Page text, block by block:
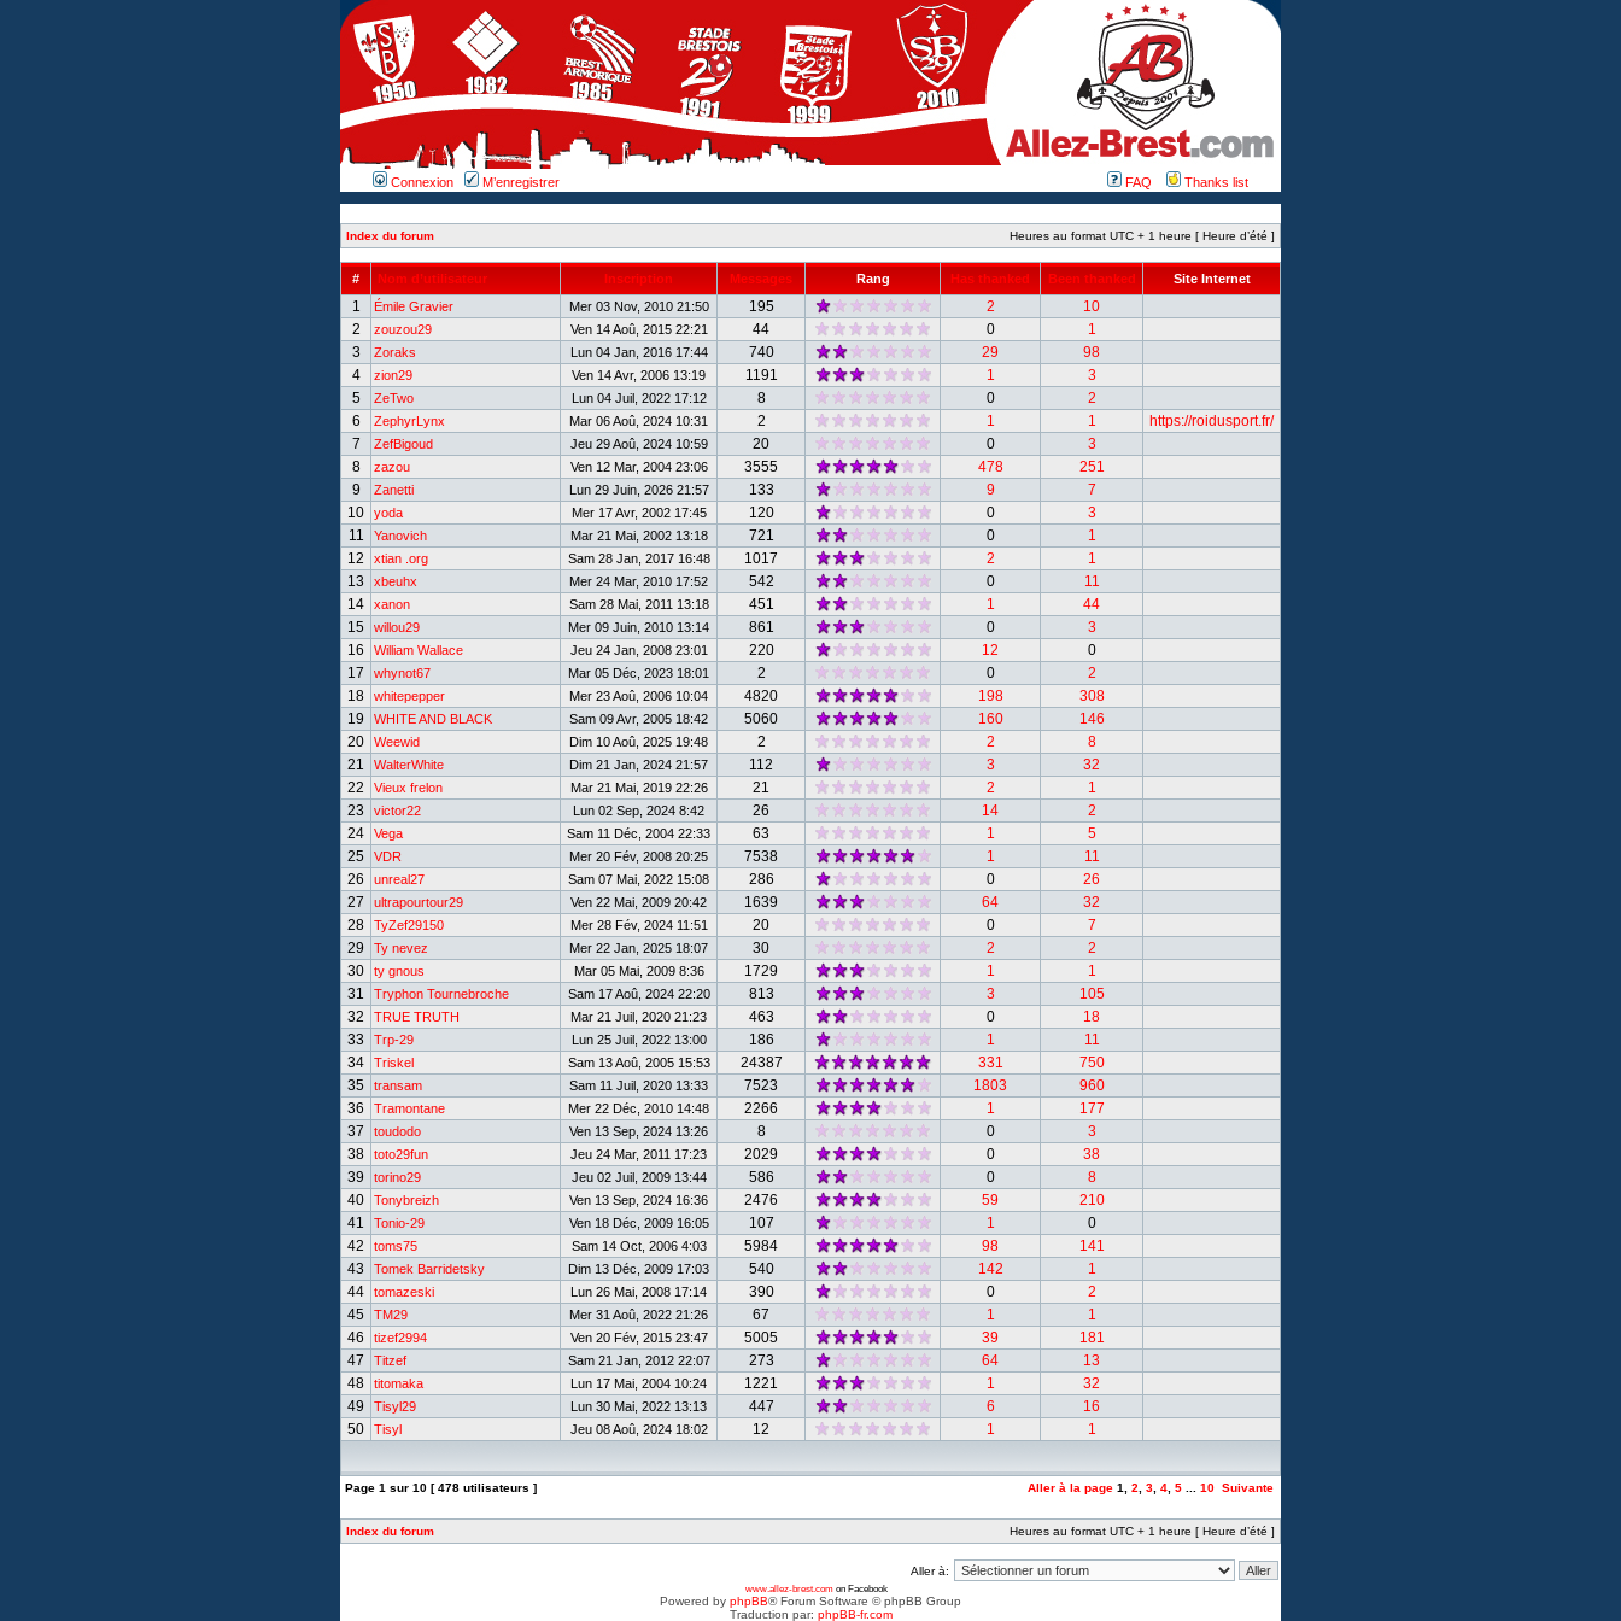
Connexion M’enregistrer FAQ Thanks list
Index du forum Heures au format UTC + 1 heure [ Heure d’été ]
# Nom d’utilisateur Inscription Messages Rang Has thanked Been thanked Site Internet
1 Émile Gravier Mer 03 Nov, 2010 21:50 195 2
10
2
zouzou29 Ven 14 Aoû, 2015 22:21 44 0
1
3
Zoraks Lun 04 Jan, 2016 17:44 740 29
98
4
zion29 Ven 14 Avr, 2006 13:19 1191 1
3
5
ZeTwo Lun 04 Juil, 2022 17:12 8 0
2
6
ZephyrLynx Mar 06 Aoû, 2024 10:31 2 1 1
https://roidusport.fr/
7
ZefBigoud Jeu 29 Aoû, 2024 10:59 20 0
3
8
zazou Ven 12 Mar, 2004 23:06 3555 478
251
9
Zanetti Lun 29 Juin, 2026 21:57 133 9
7
10
yoda Mer 17 Avr, 2002 17:45 120 0
3
11
Yanovich Mar 21 Mai, 2002 13:18 721 0
1
12
xtian .org Sam 28 Jan, 2017 16:48 1017 2
1
13
xbeuhx Mer 24 Mar, 2010 17:52 542 0
11
14
xanon Sam 28 Mai, 2011 13:18 451 1
44
15
willou29 Mer 09 Juin, 2010 13:14 861 0
3
16
William Wallace Jeu 24 Jan, 2008 23:01 220 12
0
17
whynot67 Mar 05 Déc, 2023 18:01 2 0
2
18
whitepepper Mer 23 Aoû, 2006 10:04 4820 198
308
19
WHITE AND BLACK Sam 09 Avr, 2005 18:42 5060 160
146
20
Weewid Dim 10 Aoû, 2025 19:48 2 2
8
21
WalterWhite Dim 21 Jan, 2024 21:57 112 3
32
22
Vieux frelon Mar 21 Mai, 2019 22:26 21 2
1
23
victor22 Lun 02 Sep, 2024 8:42 26 14
2
24
Vega Sam 11 Déc, 2004 22:33 63 1
5
25
VDR Mer 20 Fév, 2008 20:25 7538 1
11
26
unreal27 Sam 07 Mai, 2022 15:08 286 0
26
27
ultrapourtour29 Ven 22 Mai, 2009 20:42 1639 64
32
28
TyZef29150 Mer 28 Fév, 2024 11:51 20 0
7
29
Ty nevez Mer 22 Jan, 2025 18:07 30 2
2
30
ty gnous Mar 05 Mai, 2009 8:36 1729 1
1
31
Tryphon Tournebroche Sam 17 Aoû, 2024 22:20 813 3
105
32
TRUE TRUTH Mar 21 Juil, 2020 21:23 463 0
18
33
Trp-29 Lun 25 Juil, 2022 13:00 186 1
11
34
Triskel Sam 13 Aoû, 2005 15:53 24387 331
750
35
transam Sam 11 Juil, 2020 13:33 7523 1803
960
36
Tramontane Mer 22 Déc, 2010 14:48 2266 1
177
37
toudodo Ven 13 Sep, 2024 13:26 8 0
3
38
toto29fun Jeu 24 Mar, 2011 17:23 2029 0
38
39
torino29 Jeu 02 Juil, 2009 13:44 586 0
8
40
Tonybreizh Ven 13 Sep, 2024 16:36 2476 59
210
41
Tonio-29 Ven 18 Déc, 2009 16:05 107 1
0
42
toms75 Sam 14 Oct, 2006 4:03 5984 98
141
43
Tomek Barridetsky Dim 13 Déc, 2009 17:03 540 142
1
44
tomazeski Lun 26 Mai, 2008 17:14 390 0
2
45
TM29 Mer 31 Aoû, 2022 21:26 67 1
1
46
tizef2994 Ven 20 Fév, 2015 23:47 5005 39
181
47
Titzef Sam 21 Jan, 2012 22:07 273 64
13
48
titomaka Lun 17 Mai, 2004 10:24 1221 1
32
49
Tisyl29 Lun 30 Mai, 2022 13:13 447 6
16
50
Tisyl Jeu 08 Aoû, 2024 18:02 12 1 1
Page 1 sur 10 [ 478 utilisateurs ] Aller à la page 1 2 3 4 5 10 Suivante
Index du forum Heures au format UTC + 1 heure [ Heure d’été ]
Aller à:
www.allez-brest.com on Facebook
Powered by phpBB® Forum Software © phpBB Group
Traduction par: phpBB-fr.com